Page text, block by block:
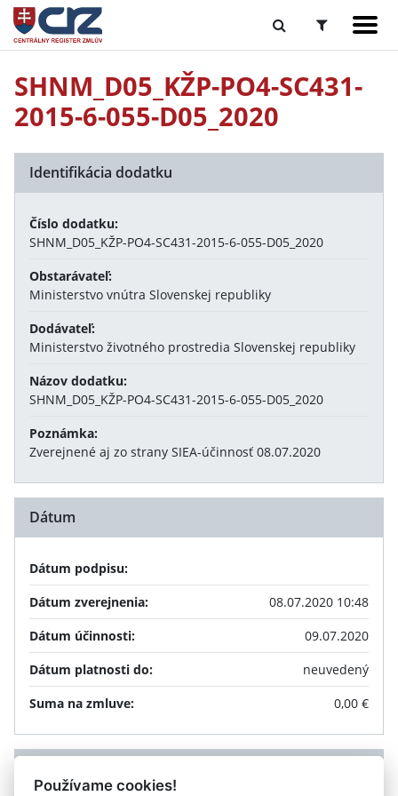
SHNM_D05_KŽP-PO4-SC431-
2015-6-055-D05_2020
Identifikácia dodatku
Číslo dodatku:
SHNM_D05_KŽP-PO4-SC431-2015-6-055-D05_2020
Obstarávateľ:
Ministerstvo vnútra Slovenskej republiky
Dodávateľ:
Ministerstvo životného prostredia Slovenskej republiky
Názov dodatku:
SHNM_D05_KŽP-PO4-SC431-2015-6-055-D05_2020
Poznámka:
Zverejnené aj zo strany SIEA-účinnosť 08.07.2020
Dátum
Dátum podpisu:
Dátum zverejnenia:
08.07.2020 10:48
Dátum účinnosti:
09.07.2020
Dátum platnosti do:
neuvedený
Suma na zmluve:
0,00 €
Používame cookies!